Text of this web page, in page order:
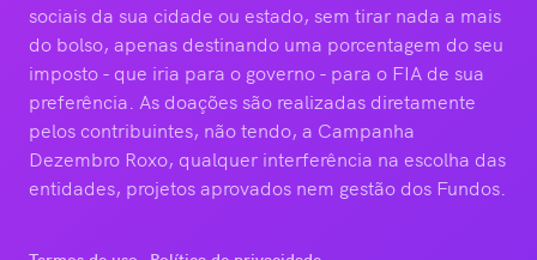
sociais da sua cidade ou estado, sem tirar nada a mais
do bolso, apenas destinando uma porcentagem do seu
imposto - que iria para o governo - para o FIA de sua
preferência. As doações são realizadas diretamente
pelos contribuintes, não tendo, a Campanha
Dezembro Roxo, qualquer interferência na escolha das
entidades, projetos aprovados nem gestão dos Fundos.